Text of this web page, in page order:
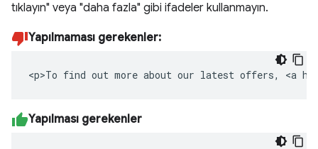
tıklayın" veya "daha fazla" gibi ifadeler kullanmayın.
Yapılmaması gerekenler:
<p>To find out more about our latest offers, <a
Yapılması gerekenler